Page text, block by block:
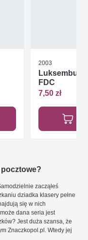
2003
Luksemburg
FDC
7,50 zł
zacząłeś
dziadka klasery pełne
się w nich
dana seria jest
Jest duża szansa, że
Znaczkopol.pl. Wtedy jej